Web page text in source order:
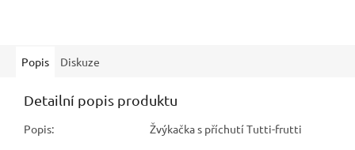
Popis Diskuze
Detailní popis produktu
Popis: Žvýkačka s příchutí Tutti-frutti